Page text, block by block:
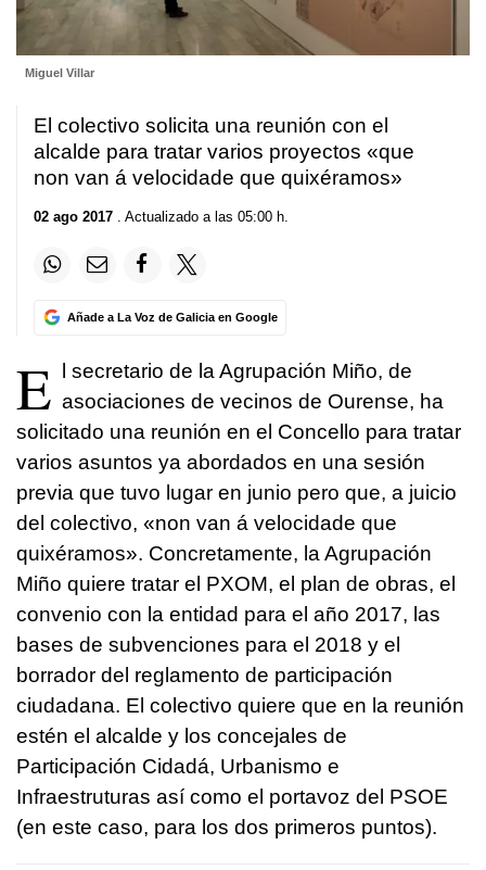
Miguel Villar
El colectivo solicita una reunión con el
alcalde para tratar varios proyectos «que
non van á velocidade que quixéramos»
02 ago 2017 . Actualizado a las 05:00 h.
Añade a La Voz de Galicia en Google
E l secretario de la Agrupación Miño, de
asociaciones de vecinos de Ourense, ha
solicitado una reunión en el Concello para tratar
varios asuntos ya abordados en una sesión
previa que tuvo lugar en junio pero que, a juicio
del colectivo, «non van á velocidade que
quixéramos». Concretamente, la Agrupación
Miño quiere tratar el PXOM, el plan de obras, el
convenio con la entidad para el año 2017, las
bases de subvenciones para el 2018 y el
borrador del reglamento de participación
ciudadana. El colectivo quiere que en la reunión
estén el alcalde y los concejales de
Participación Cidadá, Urbanismo e
Infraestruturas así como el portavoz del PSOE
(en este caso, para los dos primeros puntos).